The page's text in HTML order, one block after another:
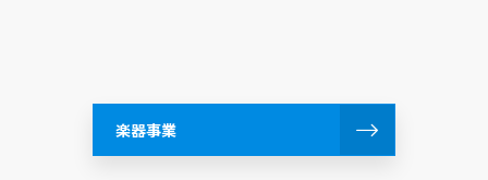
楽器事業